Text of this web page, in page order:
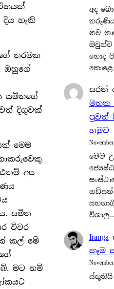
හැකි
තරමක
ඔහුගේ
සමිතගේ
දිගුවක්
මෙම
අප
සමිත
විවර
කල් මේ
මට නම්
අද
නව
ඔවුන්ව
හොද
සරත්
මතක
පුවත්
හමුව
මෙම
හඩ්සන්
විශාල…
Iranga
කෑම
ස්තූතියි